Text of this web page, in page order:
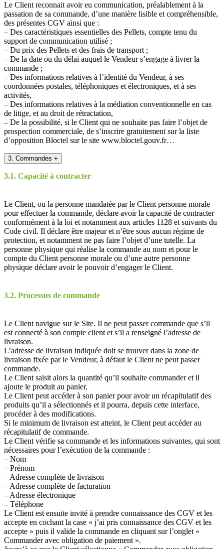
Le Client reconnait avoir eu communication, préalablement à la
passation de sa commande, d’une manière lisible et compréhensible,
des présentes CGV ainsi que :
– Des caractéristiques essentielles des Pellets, compte tenu du
support de communication utilisé ;
– Du prix des Pellets et des frais de transport ;
– De la date ou du délai auquel le Vendeur s’engage à livrer la
commande ;
– Des informations relatives à l’identité du Vendeur, à ses
coordonnées postales, téléphoniques et électroniques, et à ses
activités,
– Des informations relatives à la médiation conventionnelle en cas
de litige, et au droit de rétractation,
– De la possibilité, si le Client qui ne souhaite pas faire l’objet de
prospection commerciale, de s’inscrire gratuitement sur la liste
d’opposition Bloctel sur le site www.bloctel.gouv.fr…
3. Commandes +
3.1. Capacité à contracter
Le Client, ou la personne mandatée par le Client personne morale
pour effectuer la commande, déclare avoir la capacité de contracter
conformément à la loi et notamment aux articles 1128 et suivants du
Code civil. Il déclare être majeur et n’être sous aucun régime de
protection, et notamment ne pas faire l’objet d’une tutelle. La
personne physique qui réalise la commande au nom et pour le
compte du Client personne morale ou d’une autre personne
physique déclare avoir le pouvoir d’engager le Client.
3.2. Processus de commande
Le Client navigue sur le Site. Il ne peut passer commande que s’il
est connecté à son compte client et s’il a renseigné l’adresse de
livraison.
L’adresse de livraison indiquée doit se trouver dans la zone de
livraison fixée par le Vendeur, à défaut le Client ne peut passer
commande.
Le Client saisit alors la quantité qu’il souhaite commander et il
ajoute le produit au panier.
Le Client peut accéder à son panier pour avoir un récapitulatif des
produits qu’il a sélectionnés et il pourra, depuis cette interface,
procéder à des modifications.
Si le minimum de livraison est atteint, le Client peut accéder au
récapitulatif de commande.
Le Client vérifie sa commande et les informations suivantes, qui sont
nécessaires pour l’exécution de la commande :
– Nom
– Prénom
– Adresse complète de livraison
– Adresse complète de facturation
– Adresse électronique
– Téléphone
Le Client est ensuite invité à prendre connaissance des CGV et les
accepte en cochant la case « j’ai pris connaissance des CGV et les
accepte » puis il valide la commande en cliquant sur l’onglet «
Commander avec obligation de paiement ».